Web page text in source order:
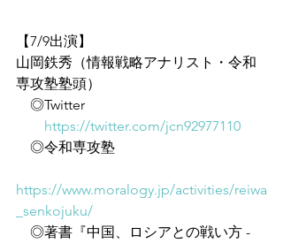
【7/9出演】
山岡鉄秀（情報戦略アナリスト・令和
専攻塾塾頭）
◎Twitter
https://twitter.com/jcn92977110
◎令和専攻塾
https://www.moralogy.jp/activities/reiwa
_senkojuku/
◎著書『中国、ロシアとの戦い方 -